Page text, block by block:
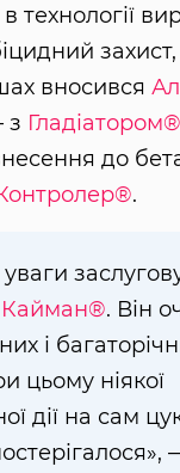
технології
вносився
з Гладіатором®
до
.
Кайман®. Він
і
цьому ніякої
дії на сам